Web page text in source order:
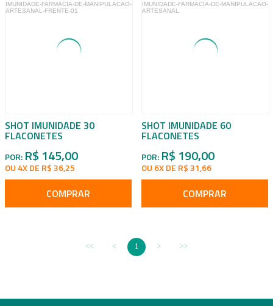
SHOT IMUNIDADE 30
FLACONETES
POR: R$ 145,00
OU 4X DE R$ 36,25
COMPRAR
SHOT IMUNIDADE 60
FLACONETES
POR: R$ 190,00
OU 6X DE R$ 31,66
COMPRAR
1